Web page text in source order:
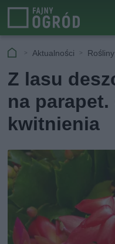
Aktualności Rośliny
Z lasu
na
kwitnienia